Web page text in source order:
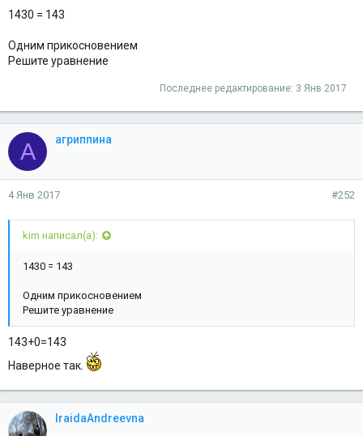
1430 = 143
Одним прикосновением
Решите уравнение
Последнее редактирование: 3 Янв 2017
А агриппина
4 Янв 2017 #252
kim написал(а):
1430 = 143
Одним прикосновением
Решите уравнение
143+0=143
Наверное так.
IraidaAndreevna